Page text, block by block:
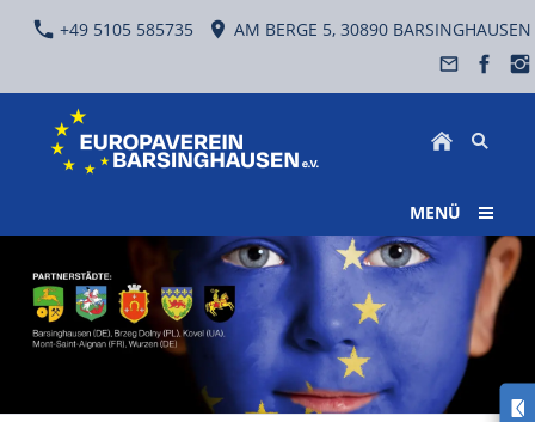
+49 5105 585735 AM BERGE 5, 30890 BARSINGHAUSEN
MENÜ